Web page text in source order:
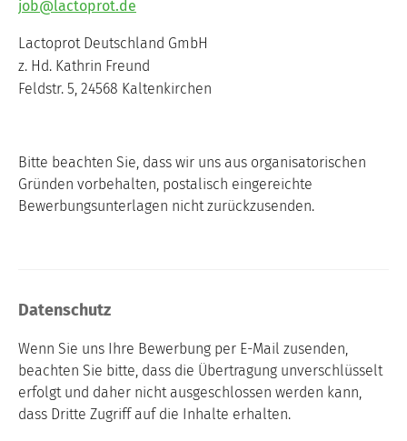
job@lactoprot.de
Lactoprot Deutschland GmbH
z. Hd. Kathrin Freund
Feldstr. 5, 24568 Kaltenkirchen
Bitte beachten Sie, dass wir uns aus organisatorischen
Gründen vorbehalten, postalisch eingereichte
Bewerbungsunterlagen nicht zurückzusenden.
Datenschutz
Wenn Sie uns Ihre Bewerbung per E-Mail zusenden,
beachten Sie bitte, dass die Übertragung unverschlüsselt
erfolgt und daher nicht ausgeschlossen werden kann,
dass Dritte Zugriff auf die Inhalte erhalten.